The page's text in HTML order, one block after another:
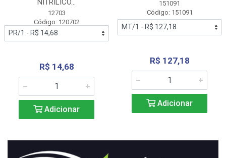
NITRÍLICO...
12703
Código: 120702
R$ 14,68
Adicionar
151091
Código: 151091
R$ 127,18
Adicionar